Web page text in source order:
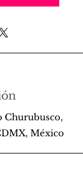
Churubusco,
México